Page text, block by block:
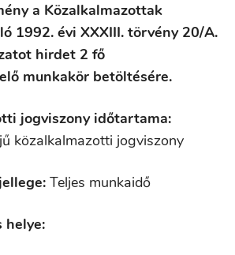
a Közalkalmazottak
1992. évi XXXIII. törvény 20/A.
hirdet 2 fő
munkakör betöltésére.
jogviszony időtartama:
közalkalmazotti jogviszony
Teljes munkaidő
helye: